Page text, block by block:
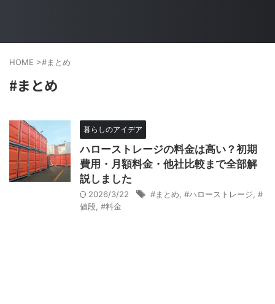
HOME >#まとめ
#まとめ
暮らしのアイデア
ハローストレージの料金は高い？初期
費用・月額料金・他社比較まで全部解
説しました
2026/3/22 #まとめ #ハローストレージ #
値段 #料金